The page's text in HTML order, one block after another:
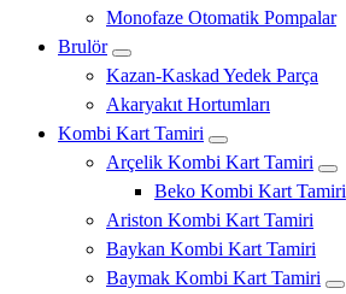
Monofaze Otomatik Pompalar
Brulör
Kazan-Kaskad Yedek Parça
Akaryakıt Hortumları
Kombi Kart Tamiri
Arçelik Kombi Kart Tamiri
Beko Kombi Kart Tamiri
Ariston Kombi Kart Tamiri
Baykan Kombi Kart Tamiri
Baymak Kombi Kart Tamiri